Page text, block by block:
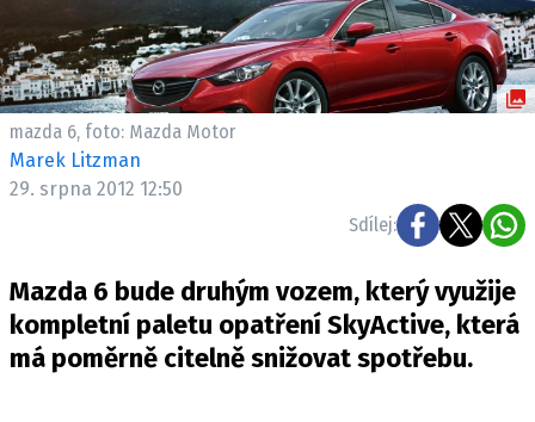
EKONOMIKA
ČESKÝ TRH
TUNING
TESTY ELEKTROMOBILŮ
TRH S ELEKTROMOBILY
RALLY
mazda 6, foto: Mazda Motor
Marek Litzman
29. srpna 2012 12:50
Sdílej:
Mazda 6 bude druhým vozem, který využije
kompletní paletu opatření SkyActive, která
má poměrně citelně snižovat spotřebu.